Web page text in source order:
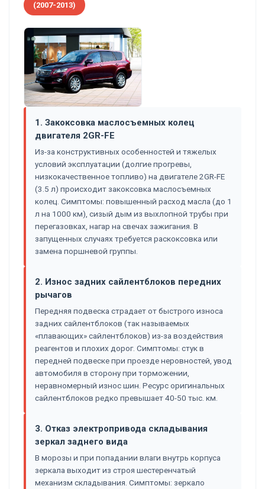
(2007-2013)
1. Закоксовка маслосъемных колец
двигателя 2GR-FE
Из-за конструктивных особенностей и тяжелых
условий эксплуатации (долгие прогревы,
низкокачественное топливо) на двигателе 2GR-FE
(3.5 л) происходит закоксовка маслосъемных
колец. Симптомы: повышенный расход масла (до 1
л на 1000 км), сизый дым из выхлопной трубы при
перегазовках, нагар на свечах зажигания. В
запущенных случаях требуется раскоксовка или
замена поршневой группы.
2. Износ задних сайлентблоков передних
рычагов
Передняя подвеска страдает от быстрого износа
задних сайлентблоков (так называемых
«плавающих» сайлентблоков) из-за воздействия
реагентов и плохих дорог. Симптомы: стук в
передней подвеске при проезде неровностей, увод
автомобиля в сторону при торможении,
неравномерный износ шин. Ресурс оригинальных
сайлентблоков редко превышает 40-50 тыс. км.
3. Отказ электропривода складывания
зеркал заднего вида
В морозы и при попадании влаги внутрь корпуса
зеркала выходит из строя шестеренчатый
механизм складывания. Симптомы: зеркало